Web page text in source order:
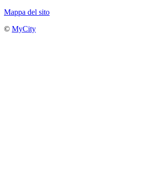
Mappa del sito
© MyCity